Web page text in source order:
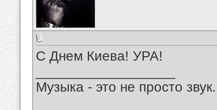
С Днем Киева! УРА!
Музыка - это не просто